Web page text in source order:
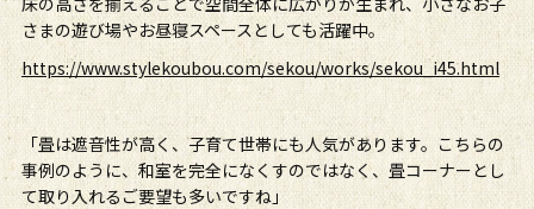
さまの遊び場やお昼寝スペースとしても活躍中。
https://www.stylekoubou.com/sekou/works/sekou_i45.html
「畳は遮音性が高く、子育て世帯にも人気があります。こちらの
事例のように、和室を完全になくすのではなく、畳コーナーとし
て取り入れるご要望も多いですね」